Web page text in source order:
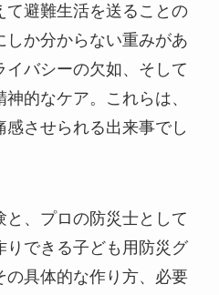
て避難生活を送ることの
しか分からない重みがあ
イバシーの欠如、そして
的なケア。これらは、
感させられる出来事でし
、プロの防災士として
りできる子ども用防災グ
の具体的な作り方、必要